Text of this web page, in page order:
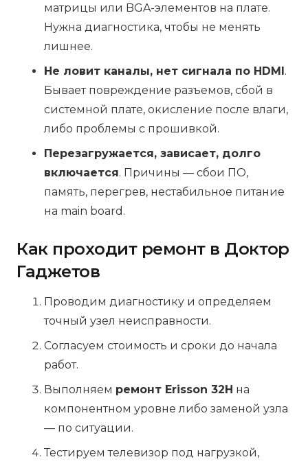
матрицы или BGA-элементов на плате.
Нужна диагностика, чтобы не менять
лишнее.
Не ловит каналы, нет сигнала по HDMI.
Бывает повреждение разъемов, сбой в
системной плате, окисление после влаги,
либо проблемы с прошивкой.
Перезагружается, зависает, долго
включается. Причины — сбои ПО,
память, перегрев, нестабильное питание
на main board.
Как проходит ремонт в Доктор
Гаджетов
Проводим диагностику и определяем
точный узел неисправности.
Согласуем стоимость и сроки до начала
работ.
Выполняем ремонт Erisson 32H на
компонентном уровне либо заменой узла
— по ситуации.
Тестируем телевизор под нагрузкой,